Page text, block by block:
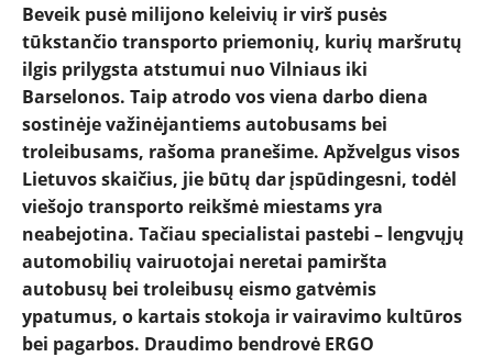
NAUJIENOS
TESTAI
NAUJI
NAUDOTI
REPORTAŽAI
SPORTAS
Beveik pusė milijono keleivių ir virš pusės
tūkstančio transporto priemonių, kurių maršrutų
ilgis prilygsta atstumui nuo Vilniaus iki
Barselonos. Taip atrodo vos viena darbo diena
sostinėje važinėjantiems autobusams bei
troleibusams, rašoma pranešime. Apžvelgus visos
Lietuvos skaičius, jie būtų dar įspūdingesni, todėl
viešojo transporto reikšmė miestams yra
neabejotina. Tačiau specialistai pastebi – lengvųjų
automobilių vairuotojai neretai pamiršta
autobusų bei troleibusų eismo gatvėmis
ypatumus, o kartais stokoja ir vairavimo kultūros
bei pagarbos. Draudimo bendrovė ERGO